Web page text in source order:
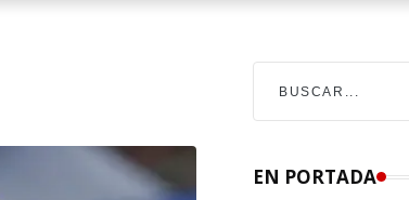
EN PORTADA